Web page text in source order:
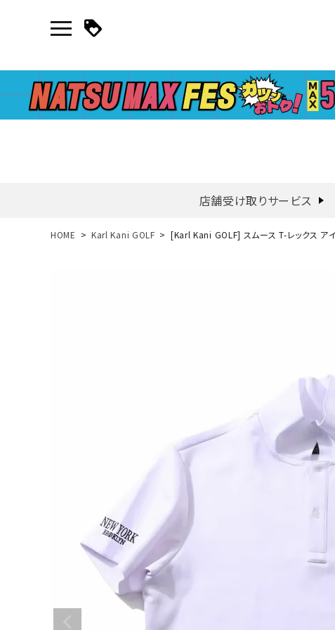
店舗受け取りサービス
新規会員登録｜ログイン
HOME Karl Kani GOLF [Karl Kani GOLF] スムース T-レックス ア